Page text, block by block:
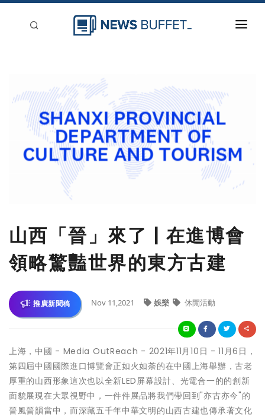
登入
刊登
山西「晉」來了 | 在進博會
領略驚豔世界的東方古建
推廣新聞稿 Nov 11,2021 娛樂 休閒活動
上海，中國 - Media OutReach - 2021年11月10日 - 11月6日，
第四屆中國國際進口博覽會正如火如荼的在中國上海舉辦，古老
厚重的山西形象這次也以全新LED屏幕設計、光電合一的的創新
面貌展現在大眾視野中，一件件展品將我們帶回到"亦古亦今"的
晉風晉韻當中，而深藏五千年中華文明的山西古建也傳承著文化